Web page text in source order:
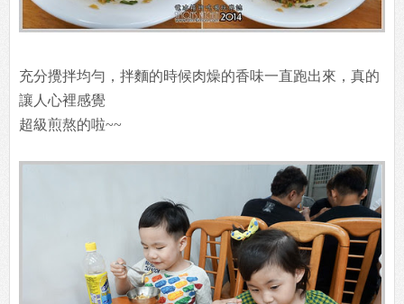
充分攪拌均勻，拌麵的時候肉燥的香味一直跑出來，真的
讓人心裡感覺
超級煎熬的啦~~